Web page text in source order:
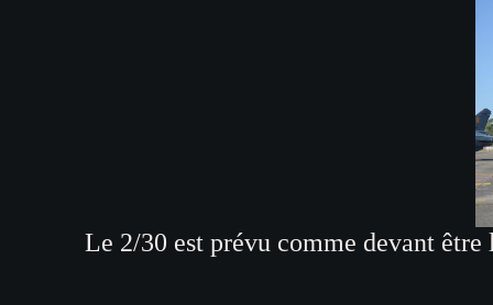
Le 2/30 est prévu comme devant